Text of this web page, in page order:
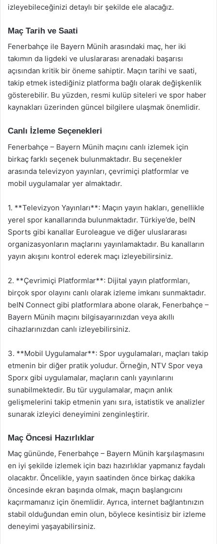
izleyebileceğinizi detaylı bir şekilde ele alacağız.
Maç Tarih ve Saati
Fenerbahçe ile Bayern Münih arasındaki maç, her iki
takımın da ligdeki ve uluslararası arenadaki başarısı
açısından kritik bir öneme sahiptir. Maçın tarihi ve saati,
takip etmek istediğiniz platforma bağlı olarak değişkenlik
gösterebilir. Bu yüzden, resmi kulüp siteleri ve spor haber
kaynakları üzerinden güncel bilgilere ulaşmak önemlidir.
Canlı İzleme Seçenekleri
Fenerbahçe – Bayern Münih maçını canlı izlemek için
birkaç farklı seçenek bulunmaktadır. Bu seçenekler
arasında televizyon yayınları, çevrimiçi platformlar ve
mobil uygulamalar yer almaktadır.
1. **Televizyon Yayınları**: Maçın yayın hakları, genellikle
yerel spor kanallarında bulunmaktadır. Türkiye’de, beIN
Sports gibi kanallar Euroleague ve diğer uluslararası
organizasyonların maçlarını yayınlamaktadır. Bu kanalların
yayın akışını kontrol ederek maçı izleyebilirsiniz.
2. **Çevrimiçi Platformlar**: Dijital yayın platformları,
birçok spor olayını canlı olarak izleme imkanı sunmaktadır.
beIN Connect gibi platformlara abone olarak, Fenerbahçe –
Bayern Münih maçını bilgisayarınızdan veya akıllı
cihazlarınızdan canlı izleyebilirsiniz.
3. **Mobil Uygulamalar**: Spor uygulamaları, maçları takip
etmenin bir diğer pratik yoludur. Örneğin, NTV Spor veya
Sporx gibi uygulamalar, maçların canlı yayınlarını
sunabilmektedir. Bu tür uygulamalar, maçın anlık
gelişmelerini takip etmenin yanı sıra, istatistik ve analizler
sunarak izleyici deneyimini zenginleştirir.
Maç Öncesi Hazırlıklar
Maç gününde, Fenerbahçe – Bayern Münih karşılaşmasını
en iyi şekilde izlemek için bazı hazırlıklar yapmanız faydalı
olacaktır. Öncelikle, yayın saatinden önce birkaç dakika
öncesinde ekran başında olmak, maçın başlangıcını
kaçırmamanız için önemlidir. Ayrıca, internet bağlantınızın
stabil olduğundan emin olun, böylece kesintisiz bir izleme
deneyimi yaşayabilirsiniz.